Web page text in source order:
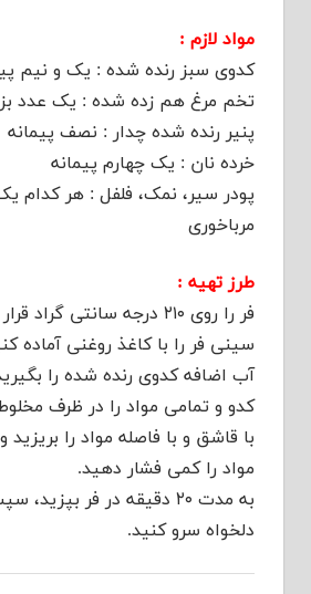
مواد لازم :
کدوی سبز رنده شده : یک و نیم
تخم مرغ هم زده شده : یک عدد
پنیر رنده شده چدار : نصف پیمانه
خرده نان : یک چهارم پیمانه
پودر سیر، نمک، فلفل : هر کدام
مرباخوری
طرز تهیه :
فر را روی ۲۱۰ درجه سانتی گراد قرار دهید.
سینی فر را با کاغذ روغنی آماده
آب اضافه کدوی رنده شده را
کدو و تمامی مواد را در ظرف
با قاشق و با فاصله مواد را
مواد را کمی فشار دهید.
به مدت ۲۰ دقیقه در فر
دلخواه سرو کنید.